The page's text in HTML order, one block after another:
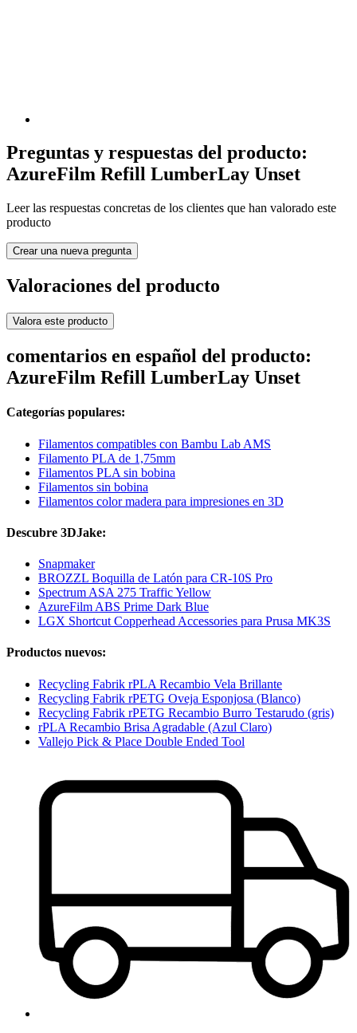
Preguntas y respuestas del producto:
AzureFilm Refill LumberLay Unset
Leer las respuestas concretas de los clientes que han valorado este
producto
Crear una nueva pregunta
Valoraciones del producto
Valora este producto
comentarios en español del producto:
AzureFilm Refill LumberLay Unset
Categorías populares:
Filamentos compatibles con Bambu Lab AMS
Filamento PLA de 1,75mm
Filamentos PLA sin bobina
Filamentos sin bobina
Filamentos color madera para impresiones en 3D
Descubre 3DJake:
Snapmaker
BROZZL Boquilla de Latón para CR-10S Pro
Spectrum ASA 275 Traffic Yellow
AzureFilm ABS Prime Dark Blue
LGX Shortcut Copperhead Accessories para Prusa MK3S
Productos nuevos:
Recycling Fabrik rPLA Recambio Vela Brillante
Recycling Fabrik rPETG Oveja Esponjosa (Blanco)
Recycling Fabrik rPETG Recambio Burro Testarudo (gris)
rPLA Recambio Brisa Agradable (Azul Claro)
Vallejo Pick & Place Double Ended Tool